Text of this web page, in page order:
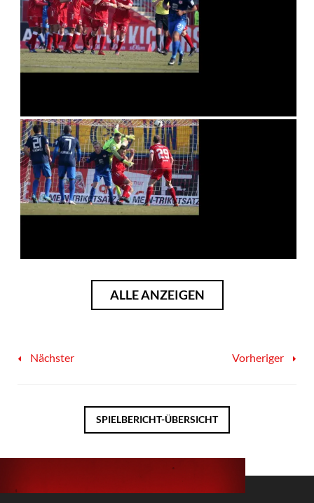
ALLE ANZEIGEN
Nächster Vorheriger
SPIELBERICHT-ÜBERSICHT